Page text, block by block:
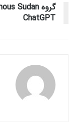
ChatGPT